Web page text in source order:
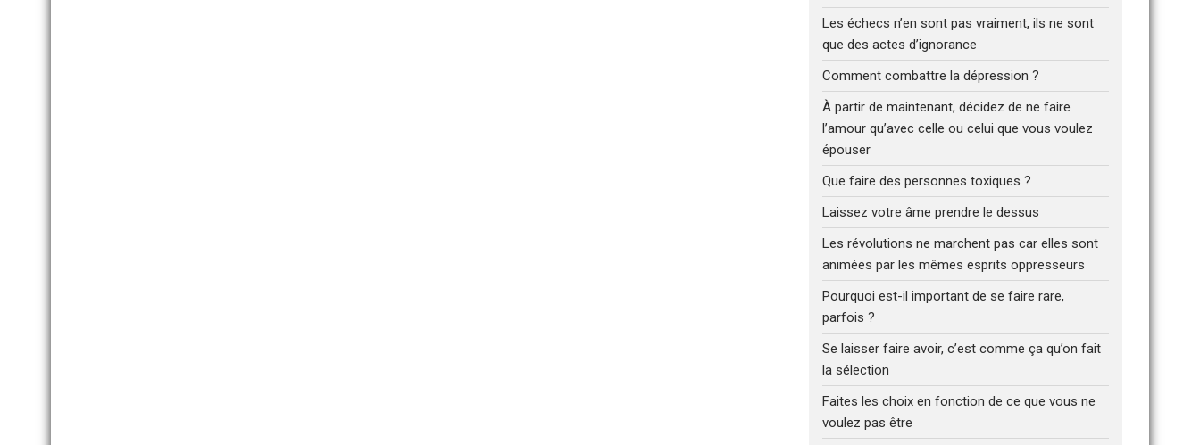
Les échecs n’en sont pas vraiment, ils ne sont
que des actes d’ignorance
Comment combattre la dépression ?
À partir de maintenant, décidez de ne faire
l’amour qu’avec celle ou celui que vous voulez
épouser
Que faire des personnes toxiques ?
Laissez votre âme prendre le dessus
Les révolutions ne marchent pas car elles sont
animées par les mêmes esprits oppresseurs
Pourquoi est-il important de se faire rare,
parfois ?
Se laisser faire avoir, c’est comme ça qu’on fait
la sélection
Faites les choix en fonction de ce que vous ne
voulez pas être